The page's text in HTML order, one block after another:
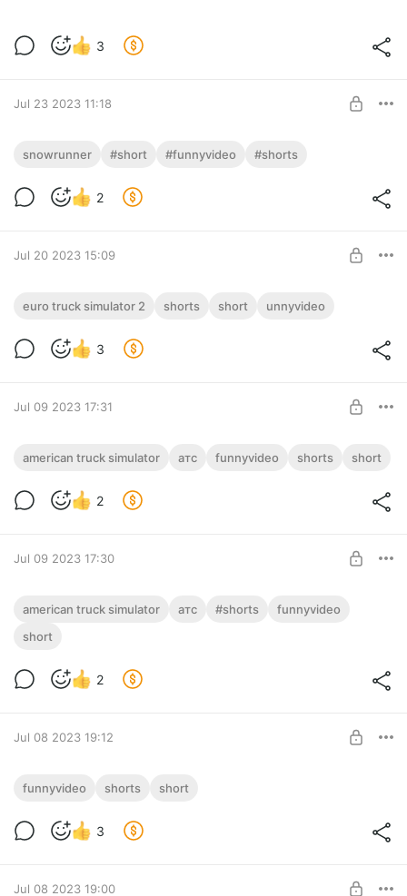
2✔️Перестроение ОГОНЬ. Боевая VS
3
Jul 23 2023 11:18
✔️funny SnowRunner✔️Сальтуха с Бочкой
✔️funny SnowRunner✔️Сальтуха с Бочкой ✔️ #shorts #short
Ваша поддержка игрового канала
snowrunner #short #funnyvideo #shorts
2
Jul 20 2023 15:09
✔️funny Euro Truck Simulator 2✔️Ляпота. Не говорите по
телефону за рулём #short #shorts #funnyvideo
Ваша поддержка игрового канала
euro truck simulator 2 shorts short unnyvideo
3
Jul 09 2023 17:31
✔️funny American Truck Simulator ✔️Инет
#funnyvideoВаша поддержка игрового канала
american truck simulator атс funnyvideo shorts short
2
Jul 09 2023 17:30
✔️funny American Truck Simulator ✔️Ты
это видишь, что это✔️ #shorts #short
american truck simulator атс #shorts
funnyvideo
short
2
Jul 08 2023 19:12
✔️funny Euro Truck Simulator 2✔️Котыч
Ваша поддержка игрового канала
funnyvideo shorts short
3
Jul 08 2023 19:00